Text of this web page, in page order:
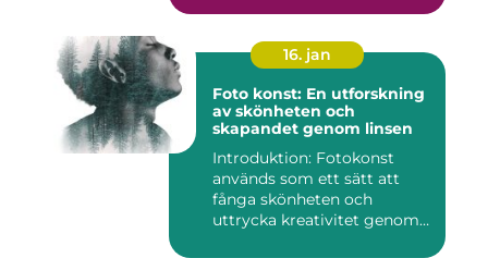
16. jan
Foto konst: En utforskning
av skönheten och
skapandet genom linsen
Introduktion: Fotokonst
används som ett sätt att
fånga skönheten och
uttrycka kreativitet genom